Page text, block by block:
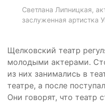
Светлана Липницкая,
заслуженная артистка
Щелковский театр
молодыми актерами.
из них занимались в
театре, а после
Они говорят, что театр